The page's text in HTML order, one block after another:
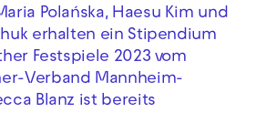
Polańska, Haesu Kim und
erhalten ein Stipendium
Festspiele 2023 vom
Verband Mannheim-
Blanz ist bereits